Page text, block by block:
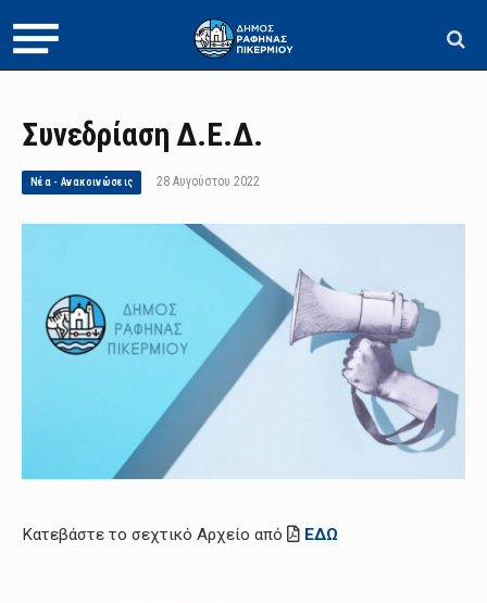
Συνεδρίαση Δ.Ε.Δ.
Νέα - Ανακοινώσεις 28 Αυγούστου 2022
Κατεβάστε το σεχτικό Αρχείο από ΕΔΩ